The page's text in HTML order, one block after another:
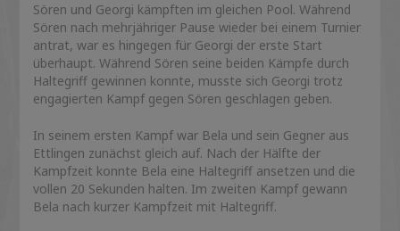
Sören und Georgi kämpften im gleichen Pool. Während
Sören nach mehrjähriger Pause wieder bei einem Turnier
antrat, war es hingegen für Georgi der erste Start
überhaupt. Während Sören seine beiden Kämpfe durch
Haltegriff gewinnen konnte, musste sich Georgi trotz
engagierten Kampf gegen Sören geschlagen geben.
In seinem ersten Kampf war Bela und sein Gegner aus
Ettlingen zunächst gleich auf. Nach der Hälfte der
Kampfzeit konnte Bela eine Haltegriff ansetzen und die
vollen 20 Sekunden halten. Im zweiten Kampf gewann
Bela nach kurzer Kampfzeit mit Haltegriff.